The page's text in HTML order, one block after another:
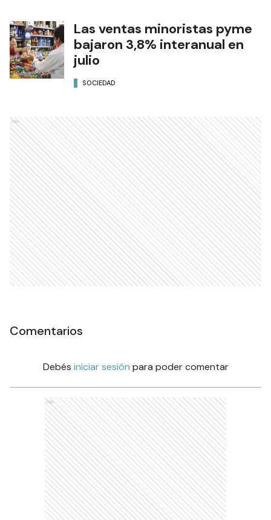
Las ventas minoristas pyme
bajaron 3,8% interanual en
julio
SOCIEDAD
Ads
Comentarios
Debés iniciar sesión para poder comentar
Ads